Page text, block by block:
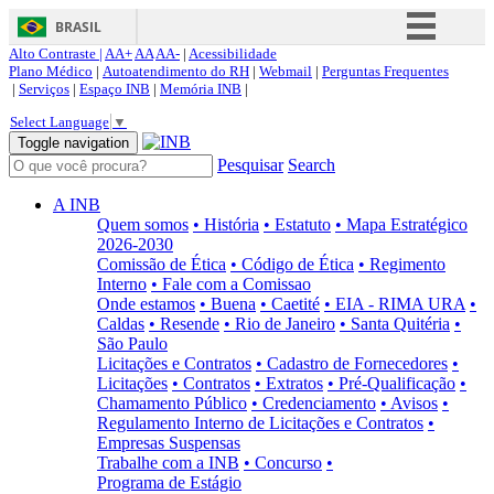
BRASIL
Simplifique!
Acesso à informação
Canais
Alto Contraste | AA+AAAA- | Acessibilidade
Plano Médico | Autoatendimento do RH | Webmail | Perguntas Frequentes
| Serviços | Espaço INB | Memória INB |
Select Language ▼
Toggle navigation
Pesquisar Search
A INB
Quem somos • História • Estatuto • Mapa Estratégico
2026-2030
Comissão de Ética • Código de Ética • Regimento
Interno • Fale com a Comissao
Onde estamos • Buena • Caetité • EIA - RIMA URA •
Caldas • Resende • Rio de Janeiro • Santa Quitéria •
São Paulo
Licitações e Contratos • Cadastro de Fornecedores •
Licitações • Contratos • Extratos • Pré-Qualificação •
Chamamento Público • Credenciamento • Avisos •
Regulamento Interno de Licitações e Contratos •
Empresas Suspensas
Trabalhe com a INB • Concurso •
Programa de Estágio